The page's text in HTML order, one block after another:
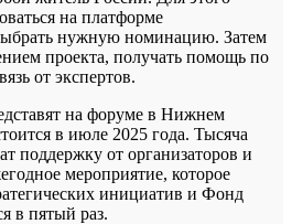
на платформе
нужную номинацию. Затем
проекта, получать помощь по
от экспертов.
на форуме в Нижнем
в июле 2025 года. Тысяча
поддержку от организаторов и
мероприятие, которое
инициатив и Фонд
в пятый раз.